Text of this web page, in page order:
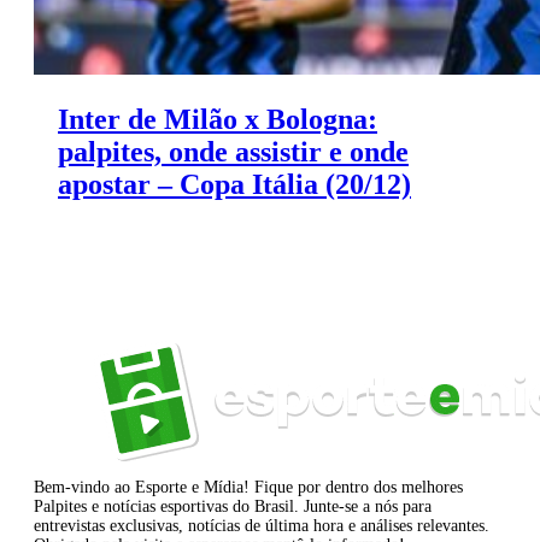
Inter de Milão x Bologna:
palpites, onde assistir e onde
apostar – Copa Itália (20/12)
Bem-vindo ao Esporte e Mídia! Fique por dentro dos melhores
Palpites e notícias esportivas do Brasil. Junte-se a nós para
entrevistas exclusivas, notícias de última hora e análises relevantes.